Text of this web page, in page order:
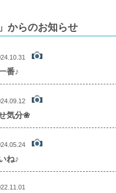
からのお知らせ
番♪
気分❀
ね♪